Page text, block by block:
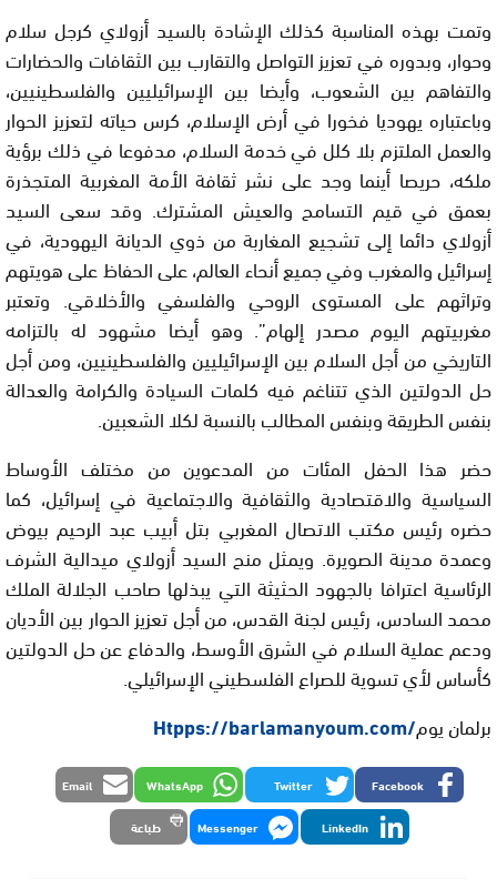
وتمت بهذه المناسبة كذلك الإشادة بالسيد أزولاي كرجل سلام
وحوار، وبدوره في تعزيز التواصل والتقارب بين الثقافات والحضارات
والتفاهم بين الشعوب، وأيضا بين الإسرائيليين والفلسطينيين،
وباعتباره يهوديا فخورا في أرض الإسلام، كرس حياته لتعزيز الحوار
والعمل الملتزم بلا كلل في خدمة السلام، مدفوعا في ذلك برؤية
ملكه، حريصا أينما وجد على نشر ثقافة الأمة المغربية المتجذرة
بعمق في قيم التسامح والعيش المشترك. وقد سعى السيد
أزولاي دائما إلى تشجيع المغاربة من ذوي الديانة اليهودية، في
إسرائيل والمغرب وفي جميع أنحاء العالم، على الحفاظ على هويتهم
وتراثهم على المستوى الروحي والفلسفي والأخلاقي. وتعتبر
مغربيتهم اليوم مصدر إلهام”. وهو أيضا مشهود له بالتزامه
التاريخي من أجل السلام بين الإسرائيليين والفلسطينيين، ومن أجل
حل الدولتين الذي تتناغم فيه كلمات السيادة والكرامة والعدالة
بنفس الطريقة وبنفس المطالب بالنسبة لكلا الشعبين.
حضر هذا الحفل المئات من المدعوين من مختلف الأوساط
السياسية والاقتصادية والثقافية والاجتماعية في إسرائيل، كما
حضره رئيس مكتب الاتصال المغربي بتل أبيب عبد الرحيم بيوض
وعمدة مدينة الصويرة. ويمثل منح السيد أزولاي ميدالية الشرف
الرئاسية اعترافا بالجهود الحثيثة التي يبذلها صاحب الجلالة الملك
محمد السادس، رئيس لجنة القدس، من أجل تعزيز الحوار بين الأديان
ودعم عملية السلام في الشرق الأوسط، والدفاع عن حل الدولتين
كأساس لأي تسوية للصراع الفلسطيني الإسرائيلي.
برلمان يوم/Htpps://barlamanyoum.com
Facebook
Twitter
WhatsApp
Email
LinkedIn
Messenger طباعة